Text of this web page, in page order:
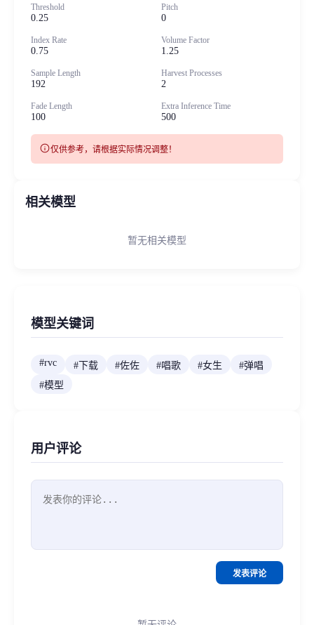
Threshold
0.25
Pitch
0
Index Rate
0.75
Volume Factor
1.25
Sample Length
192
Harvest Processes
2
Fade Length
100
Extra Inference Time
500
info仅供参考，请根据实际情况调整！
相关模型
暂无相关模型
模型关键词
#rvc #下载 #佐佐 #唱歌 #女生 #弹唱
#模型
用户评论
发表评论